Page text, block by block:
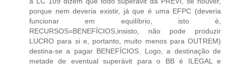
porque nem deveria existir, já que é uma EFPC (deveria
funcionar em equilíbrio, isto é,
RECURSOS=BENEFÍCIOS,insisto, não pode produzir
LUCRO para si e, portanto, muito menos para OUTREM)
destina-se a pagar BENEFÍCIOS. Logo, a destinação de
metade de eventual superávit para o BB é ILEGAL e